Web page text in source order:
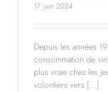
17 juin 2024
Depuis les années
consommation de
plus vraie chez les
volontiers vers [...]